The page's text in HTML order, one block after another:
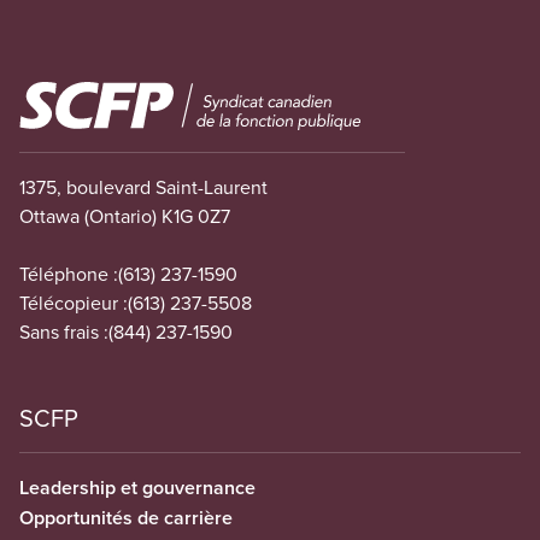
Image
1375, boulevard Saint-Laurent
Ottawa (Ontario) K1G 0Z7
Téléphone :(613) 237-1590
Télécopieur :(613) 237-5508
Sans frais :(844) 237-1590
SCFP
Leadership et gouvernance
Opportunités de carrière